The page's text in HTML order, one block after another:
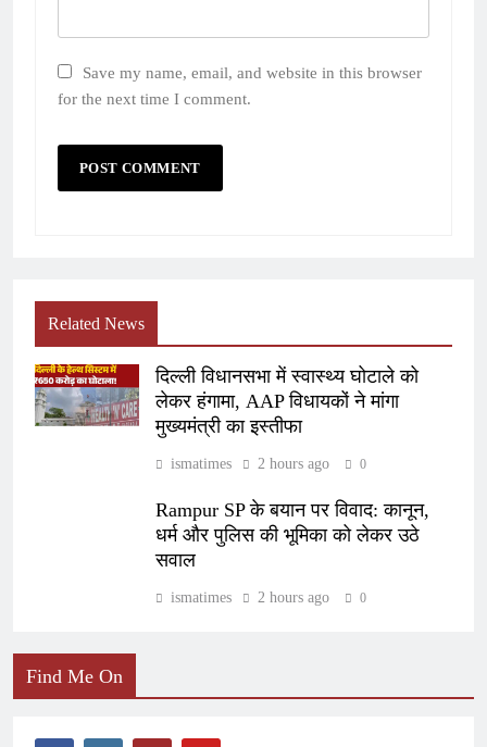
Save my name, email, and website in this browser
for the next time I comment.
Related News
दिल्ली विधानसभा में स्वास्थ्य घोटाले को
लेकर हंगामा, AAP विधायकों ने मांगा
मुख्यमंत्री का इस्तीफा
ismatimes 2 hours ago 0
Rampur SP के बयान पर विवाद: कानून,
धर्म और पुलिस की भूमिका को लेकर उठे
सवाल
ismatimes 2 hours ago 0
Find Me On